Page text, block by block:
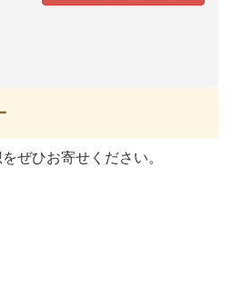
ぜひお寄せください。